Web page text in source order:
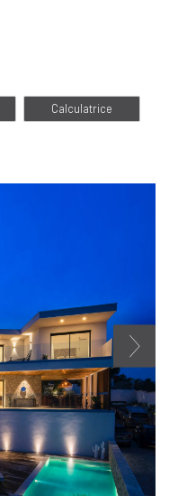
Calculatrice